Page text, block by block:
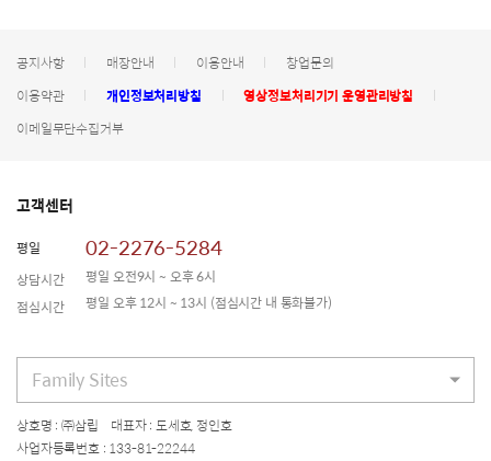
공지사항 매장안내 이용안내
창업문의
이용약관
개인정보처리방침
영상정보처리기기 운영관리방침
이메일무단수집거부
고객센터
평일
상담시간
점심시간
02-2276-5284
평일 오전9시 ~ 오후 6시
평일 오후 12시 ~ 13시 (점심시간 내 통화불가)
상호명 : ㈜삼립 대표자 : 도세호, 정인호
사업자등록번호 : 133-81-22244
Family Sites